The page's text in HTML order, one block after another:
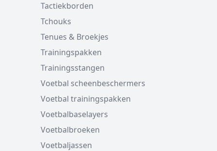
Tactiekborden
Tchouks
Tenues & Broekjes
Trainingspakken
Trainingsstangen
Voetbal scheenbeschermers
Voetbal trainingspakken
Voetbalbaselayers
Voetbalbroeken
Voetbaljassen